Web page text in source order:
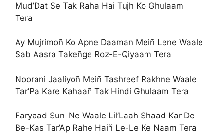
Mud’Dat Se Tak Raha Hai Tujh Ko Ghulaam
Tera
Ay Mujrimoñ Ko Apne Daaman Meiñ Lene Waale
Sab Aasra Takeñge Roz-E-Qiyaam Tera
Noorani Jaaliyoñ Meiñ Tashreef Rakhne Waale
Tar’Pa Kare Kahaañ Tak Hindi Ghulaam Tera
Faryaad Sun-Ne Waale Lil’Laah Shaad Kar De
Be-Kas Tar’Ap Rahe Haiñ Le-Le Ke Naam Tera